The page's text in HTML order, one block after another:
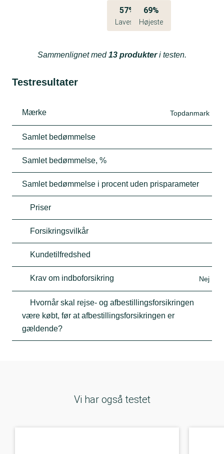
57%
Laveste
69%
Højeste
Sammenlignet med13 produkteri testen.
Testresultater
Mærke Topdanmark
Samlet bedømmelse
Samlet bedømmelse, %
Samlet bedømmelse i procent uden prisparameter
Priser
Forsikringsvilkår
Kundetilfredshed
Krav om indboforsikring Nej
Hvornår skal rejse- og afbestillingsforsikringen
være købt, før at afbestillingsforsikringen er
gældende?
Vi har også testet